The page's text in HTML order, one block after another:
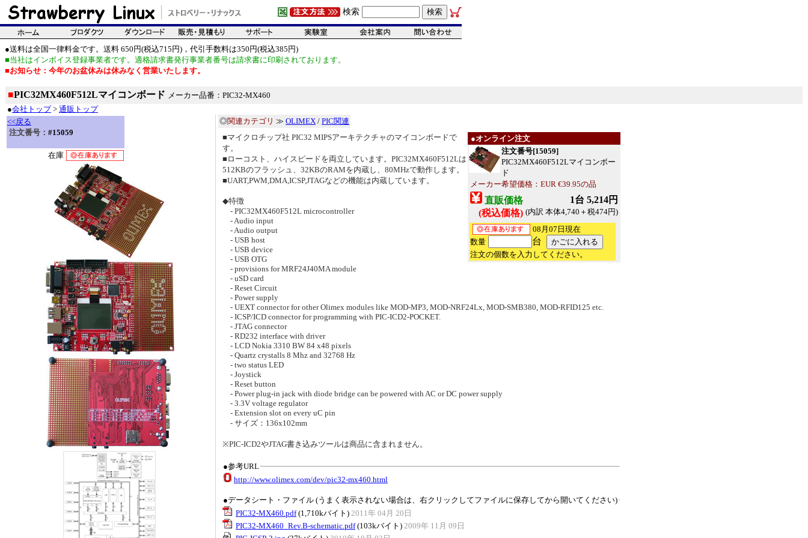
検索
●送料は全国一律料金です。送料 650円(税込715円)，代引手数料は350円(税込385円)
■当社はインボイス登録事業者です。適格請求書発行事業者番号は請求書に印刷されております。
■お知らせ：今年のお盆休みは休みなく営業いたします。
■PIC32MX460F512Lマイコンボード メーカー品番：PIC32-MX460
●会社トップ> 通販トップ
<<戻る
注文番号： #15059
在庫
◎関連カテゴリ ≫ OLIMEX / PIC関連
●オンライン注文
注文番号[15059]
PIC32MX460F512Lマイコンボー
ド
メーカー希望価格：EUR €39.95の品
直販価格
(税込価格)
1台 5,214円
(内訳 本体4,740＋税474円)
08月07日現在
数量
台
注文の個数を入力してください。
■マイクロチップ社 PIC32 MIPSアーキテクチャのマイコンボードで
す。
■ローコスト、ハイスピードを両立しています。PIC32MX460F512Lは
512KBのフラッシュ、32KBのRAMを内蔵し、80MHzで動作します。
■UART,PWM,DMA,ICSP,JTAGなどの機能は内蔵しています。
◆特徴
- PIC32MX460F512L microcontroller
- Audio input
- Audio output
- USB host
- USB device
- USB OTG
- provisions for MRF24J40MA module
- uSD card
- Reset Circuit
- Power supply
- UEXT connector for other Olimex modules like MOD-MP3, MOD-NRF24Lx, MOD-SMB380, MOD-RFID125 etc.
- ICSP/ICD connector for programming with PIC-ICD2-POCKET.
- JTAG connector
- RD232 interface with driver
- LCD Nokia 3310 BW 84 x48 pixels
- Quartz crystalls 8 Mhz and 32768 Hz
- two status LED
- Joystick
- Reset button
- Power plug-in jack with diode bridge can be powered with AC or DC power supply
- 3.3V voltage regulator
- Extension slot on every uC pin
- サイズ：136x102mm
※PIC-ICD2やJTAG書き込みツールは商品に含まれません。
●参考URL
http://www.olimex.com/dev/pic32-mx460.html
●データシート・ファイル (うまく表示されない場合は、右クリックしてファイルに保存してから開いてください)
PIC32-MX460.pdf(1,710kバイト) 2011年 04月 20日
PIC32-MX460_Rev.B-schematic.pdf(103kバイト) 2009年 11月 09日